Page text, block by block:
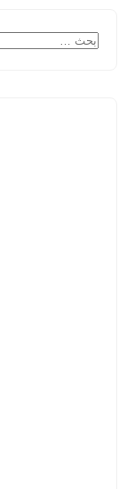
البحث